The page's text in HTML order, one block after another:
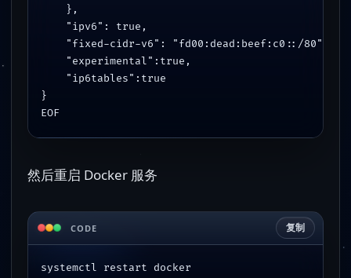
    },
    "ipv6": true,
    "fixed-cidr-v6": "fd00:dead:beef:c0::/80",
    "experimental":true,
    "ip6tables":true
}
EOF
然后重启 Docker 服务
CODE 复制
systemctl restart docker